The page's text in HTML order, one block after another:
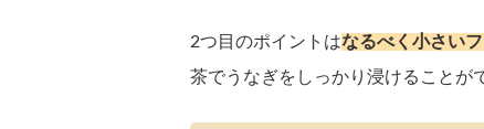
2つ目のポイントはなるべく小さい
茶でうなぎをしっかり浸けることが